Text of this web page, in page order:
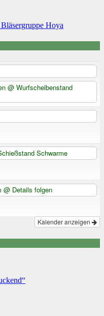
Hoya
@ Wurfscheibenstand
Schwarme
@ Details folgen
Kalender anzeigen